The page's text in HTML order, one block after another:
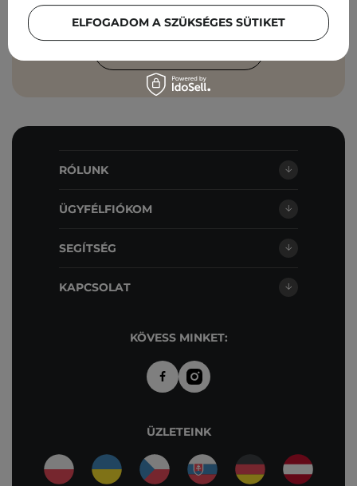
sp. z o.o. azAdatvédelmi Irányelveknek
megfelelően feldolgozza.
RÓLUNK
ÜGYFÉLFIÓKOM
SEGÍTSÉG
KAPCSOLAT
KÖVESS MINKET:
ÜZLETEINK
ELFOGADOM A SZÜKSÉGES SÜTIKET